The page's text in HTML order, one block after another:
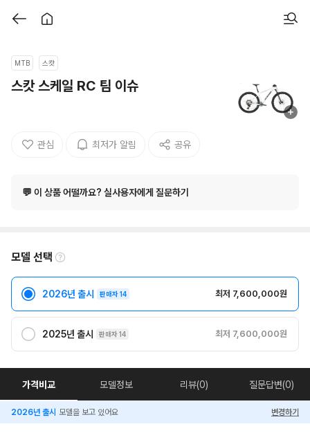
MTB 스캇
스캇 스케일 RC 팀 이슈
관심 최저가 알림 공유
💬 이 상품 어떨까요? 실사용자에게 질문하기
모델 선택
2026년 출시 판매자 14 최저 7,600,000원
2025년 출시 판매자 14 최저 7,600,000원
가격비교 모델정보 리뷰(0) 질문답변(0)
2026년 출시 모델을 보고 있어요 변경하기